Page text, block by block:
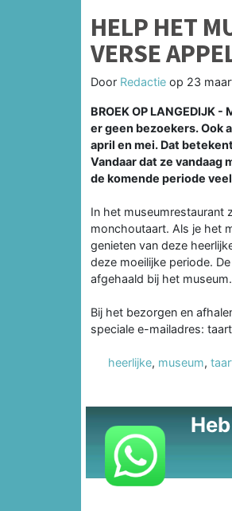
HELP HET
VERSE
Door Redactie op 23
BROEK OP LANGEDIJK
er geen bezoekers. Ook
april en mei. Dat
Vandaar dat ze vandaag
de komende periode
In het museumrestaurant
monchoutaart. Als je het
genieten van deze
deze moeilijke periode.
afgehaald bij het museum.
Bij het bezorgen en
speciale e-mailadres:
heerlijke, museum,